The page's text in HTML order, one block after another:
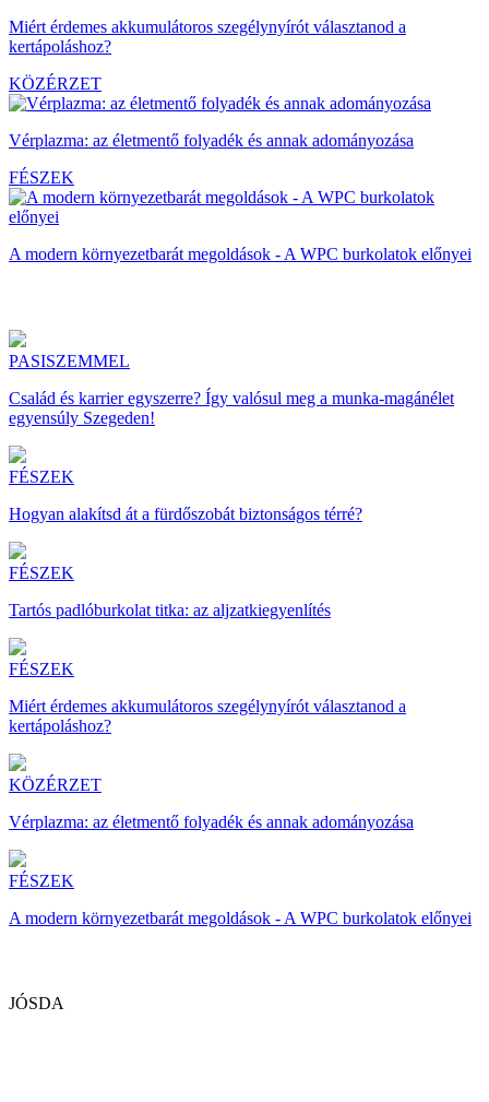
Miért érdemes akkumulátoros szegélynyírót választanod a
kertápoláshoz?
KÖZÉRZET
Vérplazma: az életmentő folyadék és annak adományozása
FÉSZEK
A modern környezetbarát megoldások - A WPC burkolatok előnyei
PASISZEMMEL
Család és karrier egyszerre? Így valósul meg a munka-magánélet
egyensúly Szegeden!
FÉSZEK
Hogyan alakítsd át a fürdőszobát biztonságos térré?
FÉSZEK
Tartós padlóburkolat titka: az aljzatkiegyenlítés
FÉSZEK
Miért érdemes akkumulátoros szegélynyírót választanod a
kertápoláshoz?
KÖZÉRZET
Vérplazma: az életmentő folyadék és annak adományozása
FÉSZEK
A modern környezetbarát megoldások - A WPC burkolatok előnyei
JÓSDA